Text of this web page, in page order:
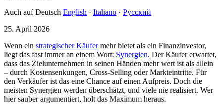
Auch auf Deutsch English · Italiano · Русский
25. April 2026
Wenn ein strategischer Käufermehr bietet als ein Finanzinvestor,
liegt das fast immer an einem Wort: Synergien. Der Käufer erwartet,
dass das Zielunternehmen in seinen Händen mehr wert ist als allein
– durch Kostensenkungen, Cross-Selling oder Markteintritte. Für
den Verkäufer ist das eine Chance auf einen Aufpreis. Doch die
meisten Synergien werden überschätzt, und viele nie realisiert. Wer
hier sauber argumentiert, holt das Maximum heraus.